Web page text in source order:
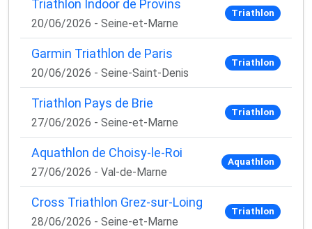
Triathlon Indoor de Provins
20/06/2026 - Seine-et-Marne
Triathlon
Garmin Triathlon de Paris
20/06/2026 - Seine-Saint-Denis
Triathlon
Triathlon Pays de Brie
27/06/2026 - Seine-et-Marne
Triathlon
Aquathlon de Choisy-le-Roi
27/06/2026 - Val-de-Marne
Aquathlon
Cross Triathlon Grez-sur-Loing
28/06/2026 - Seine-et-Marne
Triathlon